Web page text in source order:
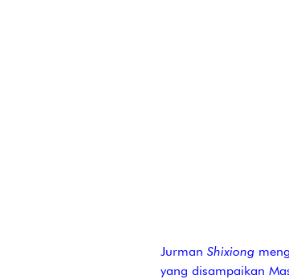
Jurman Shixiong
yang disampaikan